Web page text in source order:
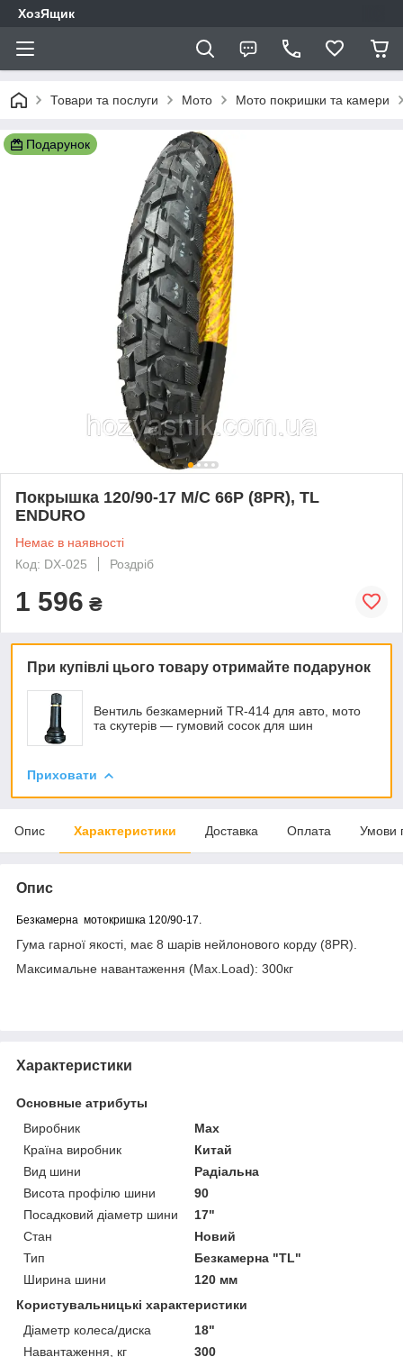
ХозЯщик
Товари та послуги Мото Мото покришки та камери
Подарунок
Покрышка 120/90-17 M/С 66P (8PR), TL
ENDURO
Немає в наявності
Код: DX-025
Роздріб
1 596 ₴
При купівлі цього товару отримайте подарунок
Вентиль безкамерний TR-414 для авто, мото
та скутерів — гумовий сосок для шин
Приховати
Опис Характеристики Доставка Оплата Умови
Опис
Безкамерна мотокришка 120/90-17.
Гума гарної якості, має 8 шарів нейлонового корду (8PR).
Максимальне навантаження (Max.Load): 300кг
Характеристики
Основные атрибуты
Виробник
Max
Країна виробник
Китай
Вид шини
Радіальна
Висота профілю шини
90
Посадковий діаметр шини
17"
Стан
Новий
Тип
Безкамерна "TL"
Ширина шини
120 мм
Користувальницькі характеристики
Діаметр колеса/диска
18"
Навантаження, кг
300